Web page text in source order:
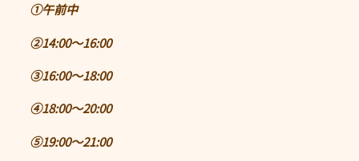
①午前中
②14:00〜16:00
③16:00〜18:00
④18:00〜20:00
⑤19:00〜21:00